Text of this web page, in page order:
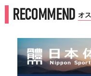
RECOMMEND オ